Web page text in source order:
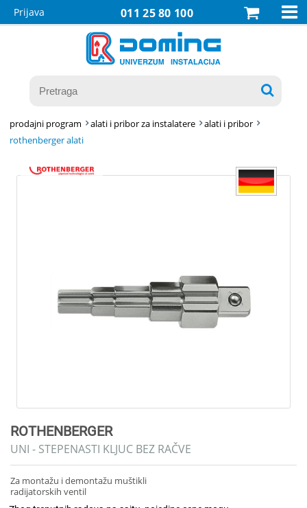
011 25 80 100
Prijava 

prodajni program alati i pribor za instalatere
alati i pribor
rothenberger alati
ROTHENBERGER
UNI - STEPENASTI KLJUC BEZ RAČVE
Za montažu i demontažu muštikli
radijatorskih ventil